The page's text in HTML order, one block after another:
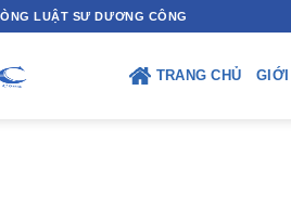
LUẬT SƯ DƯƠNG CÔNG
TRANG CHỦ GIỚI